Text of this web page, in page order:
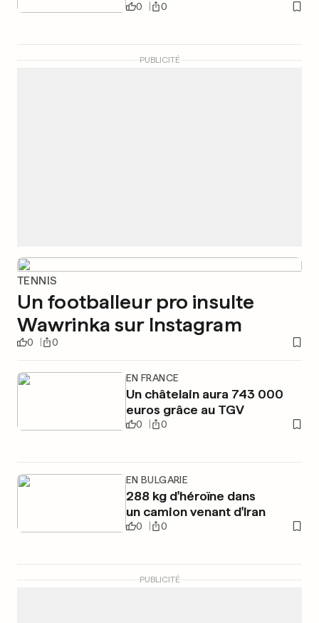
0 0
PUBLICITÉ
TENNIS
Un footballeur pro insulte
Wawrinka sur Instagram
0 0
EN FRANCE
Un châtelain aura 743 000
euros grâce au TGV
0 0
EN BULGARIE
288 kg d'héroïne dans
un camion venant d'Iran
0 0
PUBLICITÉ